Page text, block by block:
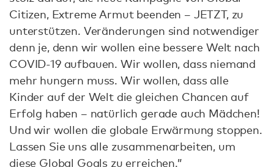
Citizen, Extreme Armut beenden – JETZT, zu
unterstützen. Veränderungen sind notwendiger
denn je, denn wir wollen eine bessere Welt nach
COVID-19 aufbauen. Wir wollen, dass niemand
mehr hungern muss. Wir wollen, dass alle
Kinder auf der Welt die gleichen Chancen auf
Erfolg haben – natürlich gerade auch Mädchen!
Und wir wollen die globale Erwärmung stoppen.
Lassen Sie uns alle zusammenarbeiten, um
diese Global Goals zu erreichen.”